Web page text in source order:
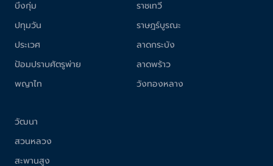
บึงกุ่ม
ปทุมวัน
ประเวศ
ป้อมปราบศัตรูพ่าย
พญาไท
ราชเทวี
ราษฎร์บูรณะ
ลาดกระบัง
ลาดพร้าว
วังทองหลาง
วัฒนา
สวนหลวง
สะพานสูง